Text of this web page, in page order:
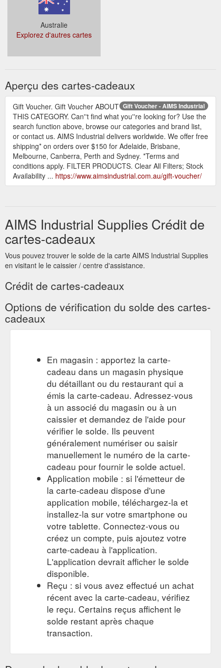
Acheter une carte en ligne
www.aimsindustrial.com.au/aims-
Australie
Explorez d'autres cartes
Aperçu des cartes-cadeaux
search function above, browse our categories and brand list,
or contact us. AIMS Industrial delivers worldwide. We offer free
shipping* on orders over $150 for Adelaide, Brisbane,
conditions apply. FILTER PRODUCTS. Clear All Filters; Stock
Availability ...https://www.aimsindustrial.com.au/gift-voucher/
AIMS Industrial Supplies Crédit de
cartes-cadeaux
en visitant le le caissier / centre d'assistance.
Crédit de cartes-cadeaux
Options de vérification du solde des cartes-
En magasin : apportez la carte-
cadeau dans un magasin physique
du détaillant ou du restaurant qui a
émis la carte-cadeau. Adressez-vous
à un associé du magasin ou à un
caissier et demandez de l'aide pour
vérifier le solde. Ils peuvent
généralement numériser ou saisir
manuellement le numéro de la carte-
cadeau pour fournir le solde actuel.
Application mobile : si l'émetteur de
la carte-cadeau dispose d'une
application mobile, téléchargez-la et
installez-la sur votre smartphone ou
votre tablette. Connectez-vous ou
créez un compte, puis ajoutez votre
L'application devrait afficher le solde